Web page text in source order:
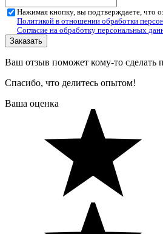
Нажимая кнопку, вы подтверждаете, что
Политикой в отношении обработки
Согласие на обработку персональных
Ваш отзыв поможет кому-то сделать
Спасибо, что делитесь опытом!
Ваша оценка